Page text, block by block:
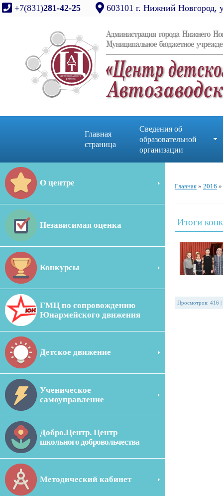
+7(831)281-42-25 603101 г. Нижний Новгород,
Главная
страница
Сведения об
образовательной
организации
О центре
Независимая оценка
Конкурсы
ГМЦ по сопровождению
Юнармейского движения
Детское движение
Ученическое
самоуправление
Добро.Центр. Центр
школьного добровольчества
Методический кабинет
Главная » 2016 »
Итоги
Просмотров: 416